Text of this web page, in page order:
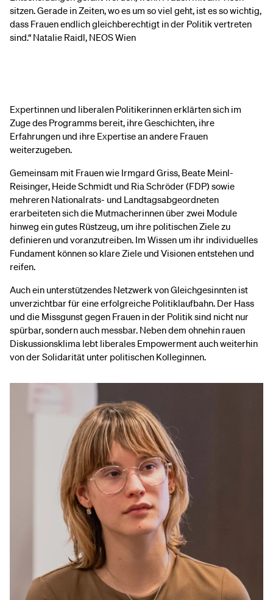
sitzen. Gerade in Zeiten, wo es um so viel geht, ist es so wichtig,
dass Frauen endlich gleichberechtigt in der Politik vertreten
sind.“ Natalie Raidl, NEOS Wien
Expertinnen und liberalen Politikerinnen erklärten sich im
Zuge des Programms bereit, ihre Geschichten, ihre
Erfahrungen und ihre Expertise an andere Frauen
weiterzugeben.
Gemeinsam mit Frauen wie Irmgard Griss, Beate Meinl-
Reisinger, Heide Schmidt und Ria Schröder (FDP) sowie
mehreren Nationalrats- und Landtagsabgeordneten
erarbeiteten sich die Mutmacherinnen über zwei Module
hinweg ein gutes Rüstzeug, um ihre politischen Ziele zu
definieren und voranzutreiben. Im Wissen um ihr individuelles
Fundament können so klare Ziele und Visionen entstehen und
reifen.
Auch ein unterstützendes Netzwerk von Gleichgesinnten ist
unverzichtbar für eine erfolgreiche Politiklaufbahn. Der Hass
und die Missgunst gegen Frauen in der Politik sind nicht nur
spürbar, sondern auch messbar. Neben dem ohnehin rauen
Diskussionsklima lebt liberales Empowerment auch weiterhin
von der Solidarität unter politischen Kolleginnen.